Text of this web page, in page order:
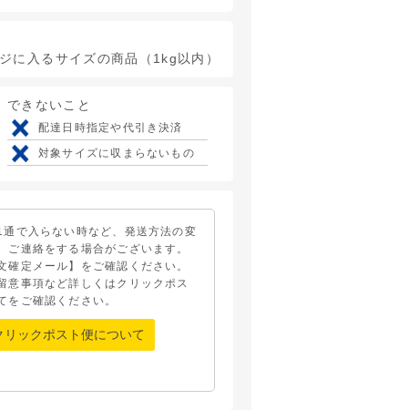
るサイズの商品（1kg以内）
できないこと
配達日時指定や代引き決済
対象サイズに収まらないもの
通で入らない時など、発送方法の変
ご連絡をする場合がございます。
確定メール】をご確認ください。
意事項など詳しくはクリックポス
をご確認ください。
リックポスト便について